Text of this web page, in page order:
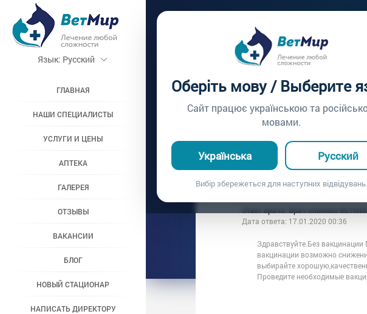
Оберіть мову / Выберите
Сайт працює українською та
мовами.
Українська Русский
Вибір збережеться для наступних відвідувань.
Язык: Русский
ГЛАВНАЯ
НАШИ СПЕЦИАЛИСТЫ
УСЛУГИ И ЦЕНЫ
АПТЕКА
ГАЛЕРЕЯ
ОТЗЫВЫ
ВАКАНСИИ
БЛОГ
НОВЫЙ СТАЦИОНАР
НАПИСАТЬ ДИРЕКТОРУ
Вопросы врачу /
ДЕЛАТЬ ЛИ
Вопрос врачу №65
Вопрос владельца: Яна
Дата вопроса:
17.01.2020 00:36
Здравствуйте!Моему коту
вет-врача.Можно ли делать в таком
Ответ врача: Врач клиники ВЕТМИР
Дата ответа: 17.01.2020 00:36
Здравствуйте.Без
вакцинации возможно
выбирайте
Проведите необходимые